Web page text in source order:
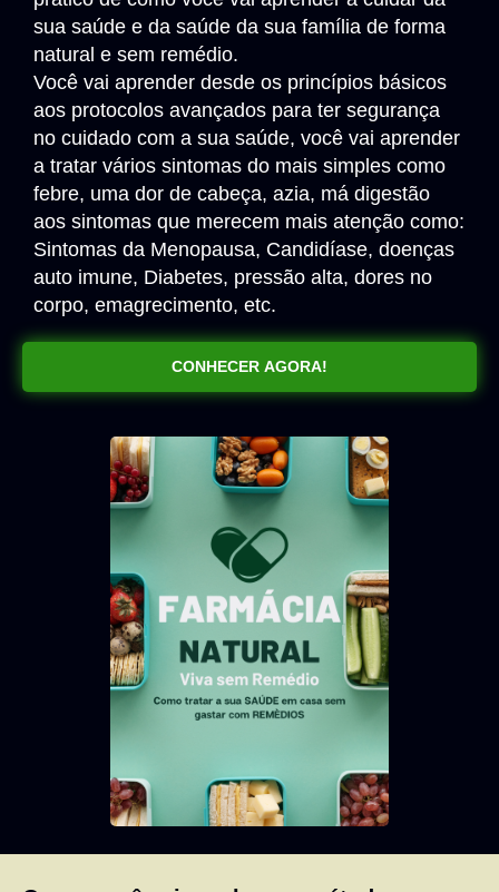
sua saúde e da saúde da sua família de forma
natural e sem remédio.
Você vai aprender desde os princípios básicos
aos protocolos avançados para ter segurança
no cuidado com a sua saúde, você vai aprender
a tratar vários sintomas do mais simples como
febre, uma dor de cabeça, azia, má digestão
aos sintomas que merecem mais atenção como:
Sintomas da Menopausa, Candidíase, doenças
auto imune, Diabetes, pressão alta, dores no
corpo, emagrecimento, etc.
CONHECER AGORA!